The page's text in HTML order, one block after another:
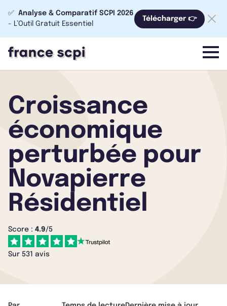
✅ Analyse & Comparatif SCPI 2026
- L’Outil Gratuit Essentiel
Télécharger 👉
menu
Croissance
économique
perturbée pour
Novapierre
Résidentiel
Score : 4.9/5
Sur 531 avis